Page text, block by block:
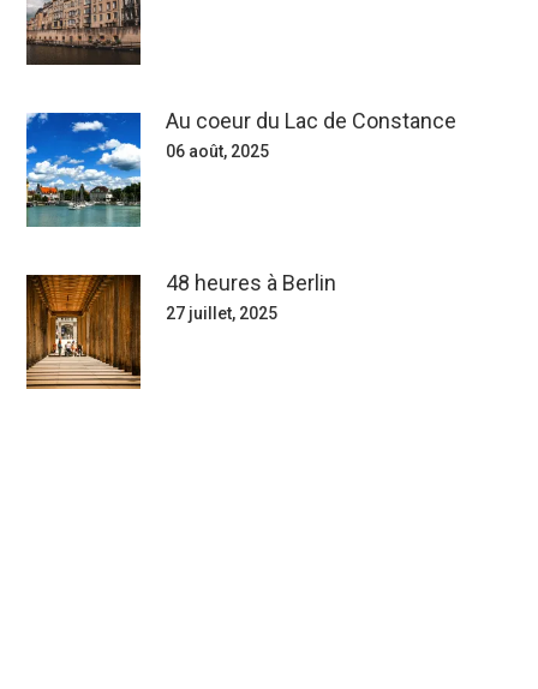
Au coeur du Lac de Constance
06 août, 2025
48 heures à Berlin
27 juillet, 2025